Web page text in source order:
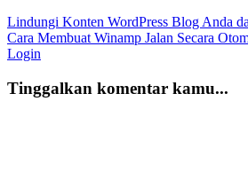
Lindungi Konten WordPress Blog Anda
Cara Membuat Winamp Jalan Secara
Login
Tinggalkan komentar kamu...